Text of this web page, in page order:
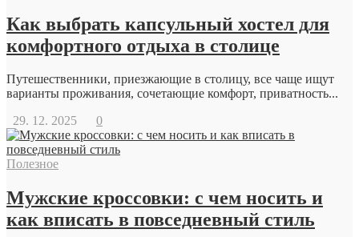
Как выбрать капсульный хостел для
комфортного отдыха в столице
Путешественники, приезжающие в столицу, все чаще ищут
варианты проживания, сочетающие комфорт, приватность...
29. 12. 2025
0
Полезное
Мужские кроссовки: с чем носить и
как вписать в повседневный стиль